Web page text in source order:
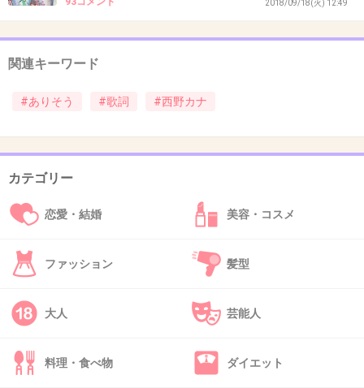
ん
シャケがかたよせあい震える
47. 匿名 2018/11/09(金) 16:09:54
+6
2018/09/18(火) 12:49
関連キーワード
#ありそう #歌詞 #西野カナ
カテゴリー
恋愛・結婚 美容・コスメ
ファッション 髪型
大人 芸能人
料理・食べ物 ダイエット